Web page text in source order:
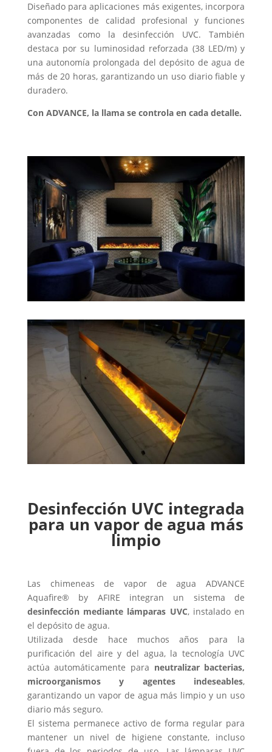
Diseñado para aplicaciones más exigentes, incorpora
componentes de calidad profesional y funciones
avanzadas como la desinfección UVC. También
destaca por su luminosidad reforzada (38 LED/m) y
una autonomía prolongada del depósito de agua de
más de 20 horas, garantizando un uso diario fiable y
duradero.
Con ADVANCE, la llama se controla en cada detalle.
Desinfección UVC integrada
para un vapor de agua más
limpio
Las chimeneas de vapor de agua ADVANCE
Aquafire® by AFIRE integran un sistema de
desinfección mediante lámparas UVC, instalado en
el depósito de agua.
Utilizada desde hace muchos años para la
purificación del aire y del agua, la tecnología UVC
actúa automáticamente para neutralizar bacterias,
microorganismos y agentes indeseables,
garantizando un vapor de agua más limpio y un uso
diario más seguro.
El sistema permanece activo de forma regular para
mantener un nivel de higiene constante, incluso